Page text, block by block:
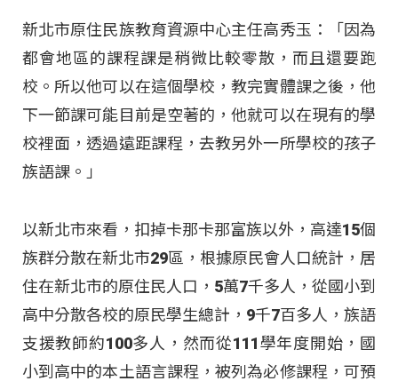
新北市原住民族教育資源中心主任高秀玉：「因為
都會地區的課程課是稍微比較零散，而且還要跑
校。所以他可以在這個學校，教完實體課之後，他
下一節課可能目前是空著的，他就可以在現有的學
校裡面，透過遠距課程，去教另外一所學校的孩子
族語課。」
以新北市來看，扣掉卡那卡那富族以外，高達15個
族群分散在新北市29區，根據原民會人口統計，居
住在新北市的原住民人口，5萬7千多人，從國小到
高中分散各校的原民學生總計，9千7百多人，族語
支援教師約100多人，然而從111學年度開始，國
小到高中的本土語言課程，被列為必修課程，可預